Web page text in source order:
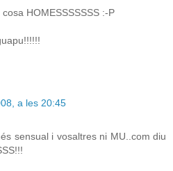
HOMESSSSSSS :-P
a les 20:45
sensual i vosaltres ni MU..com diu